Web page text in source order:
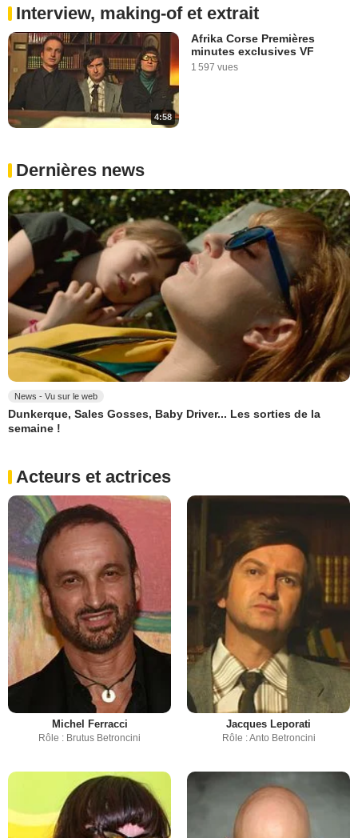
Interview, making-of et extrait
4:58
Afrika Corse Premières
minutes exclusives VF
1 597 vues
Dernières news
News - Vu sur le web
Dunkerque, Sales Gosses, Baby Driver... Les sorties de la
semaine !
Acteurs et actrices
Michel Ferracci
Rôle : Brutus Betroncini
Jacques Leporati
Rôle : Anto Betroncini